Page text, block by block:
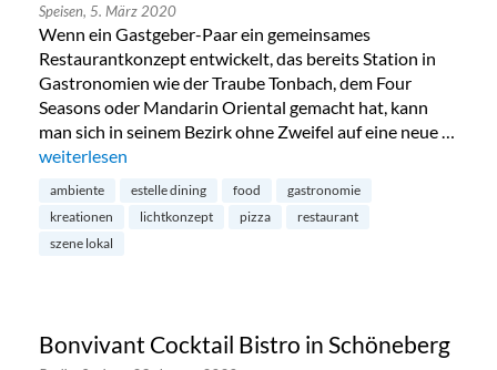
Speisen, 5. März 2020
Wenn ein Gastgeber-Paar ein gemeinsames
Restaurantkonzept entwickelt, das bereits Station in
Gastronomien wie der Traube Tonbach, dem Four
Seasons oder Mandarin Oriental gemacht hat, kann
man sich in seinem Bezirk ohne Zweifel auf eine neue …
„Estelle Dining: stilvolles Nachbarschafts-Restaurant im
weiterlesen
ambiente estelle dining food
gastronomie
kreationen
lichtkonzept pizza
restaurant
szene lokal
Bonvivant Cocktail Bistro in Schöneberg